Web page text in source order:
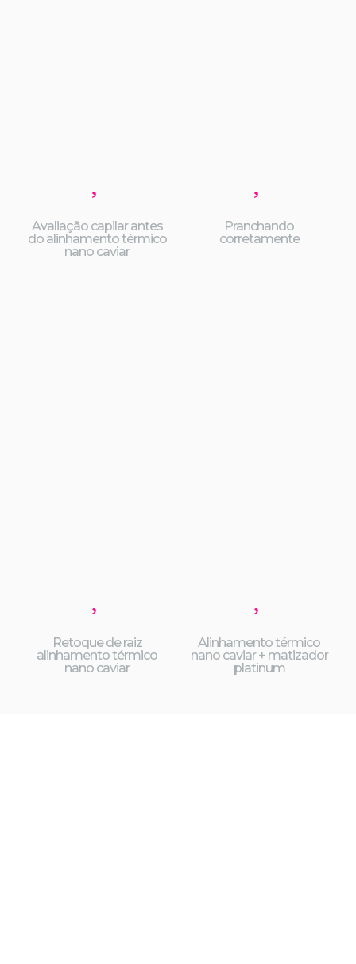
Avaliação capilar antes
do alinhamento térmico
nano caviar
Pranchando
corretamente
Retoque de raiz
alinhamento térmico
nano caviar
Alinhamento térmico
nano caviar + matizador
platinum